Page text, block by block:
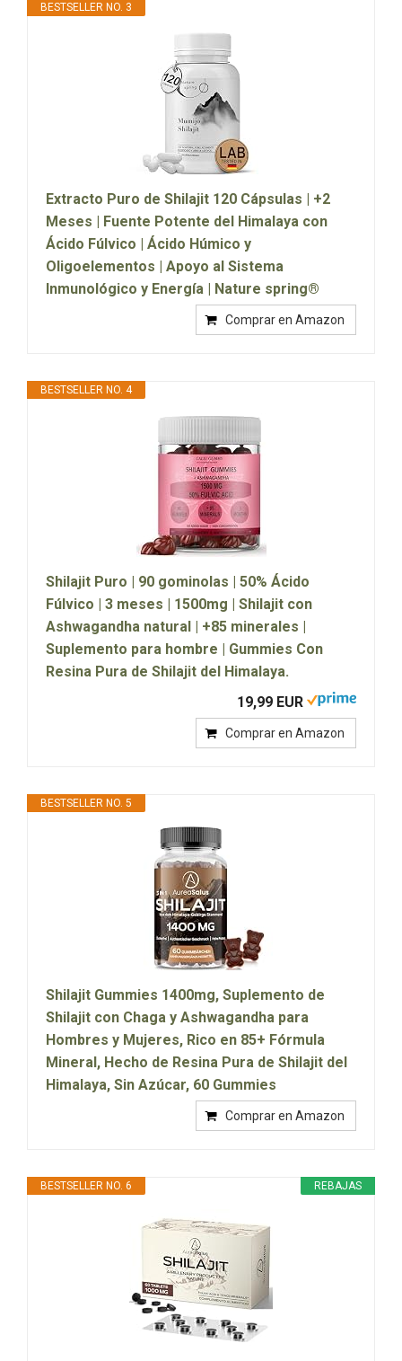
BESTSELLER NO. 3
Extracto Puro de Shilajit 120 Cápsulas | +2
Meses | Fuente Potente del Himalaya con
Ácido Fúlvico | Ácido Húmico y
Oligoelementos | Apoyo al Sistema
Inmunológico y Energía | Nature spring®
Comprar en Amazon
BESTSELLER NO. 4
Shilajit Puro | 90 gominolas | 50% Ácido
Fúlvico | 3 meses | 1500mg | Shilajit con
Ashwagandha natural | +85 minerales |
Suplemento para hombre | Gummies Con
Resina Pura de Shilajit del Himalaya.
19,99 EUR
Comprar en Amazon
BESTSELLER NO. 5
Shilajit Gummies 1400mg, Suplemento de
Shilajit con Chaga y Ashwagandha para
Hombres y Mujeres, Rico en 85+ Fórmula
Mineral, Hecho de Resina Pura de Shilajit del
Himalaya, Sin Azúcar, 60 Gummies
Comprar en Amazon
REBAJAS
BESTSELLER NO. 6